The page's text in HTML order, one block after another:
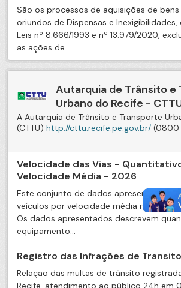
São os processos de aquisições de bens
oriundos de Dispensas e Inexigibilidades,
Leis nº 8.666/1993 e nº 13.979/2020,
as ações de...
Autarquia de Trânsito e
Urbano do Recife -
A Autarquia de Trânsito e Transporte
(CTTU) http://cttu.recife.pe.gov.br/ (0800
Velocidade das Vias -
Velocidade Média - 2026
Este conjunto de dados apresenta os
veículos por velocidade média no
Os dados apresentados descrevem
equipamento...
Registro das Infrações de Transito
Relação das multas de trânsito
Recife. atendimento ao público 24h em